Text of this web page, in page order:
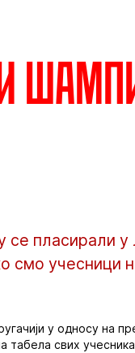
пласирали
смо учесници
у односу на
табела свих